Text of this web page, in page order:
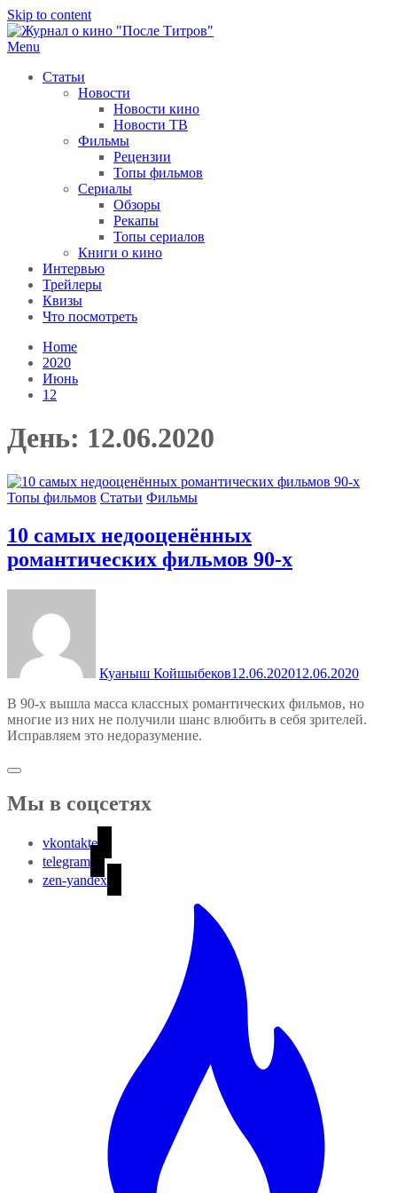
Skip to content
Menu
Статьи
Новости
Новости кино
Новости ТВ
Фильмы
Рецензии
Топы фильмов
Сериалы
Обзоры
Рекапы
Топы сериалов
Книги о кино
Интервью
Трейлеры
Квизы
Что посмотреть
Home
2020
Июнь
12
День: 12.06.2020
Топы фильмов Статьи Фильмы
10 самых недооценённых
романтических фильмов 90-х
Куаныш Койшыбеков12.06.202012.06.2020
В 90-х вышла масса классных романтических фильмов, но
многие из них не получили шанс влюбить в себя зрителей.
Исправляем это недоразумение.
Мы в соцсетях
vkontakte
telegram
zen-yandex